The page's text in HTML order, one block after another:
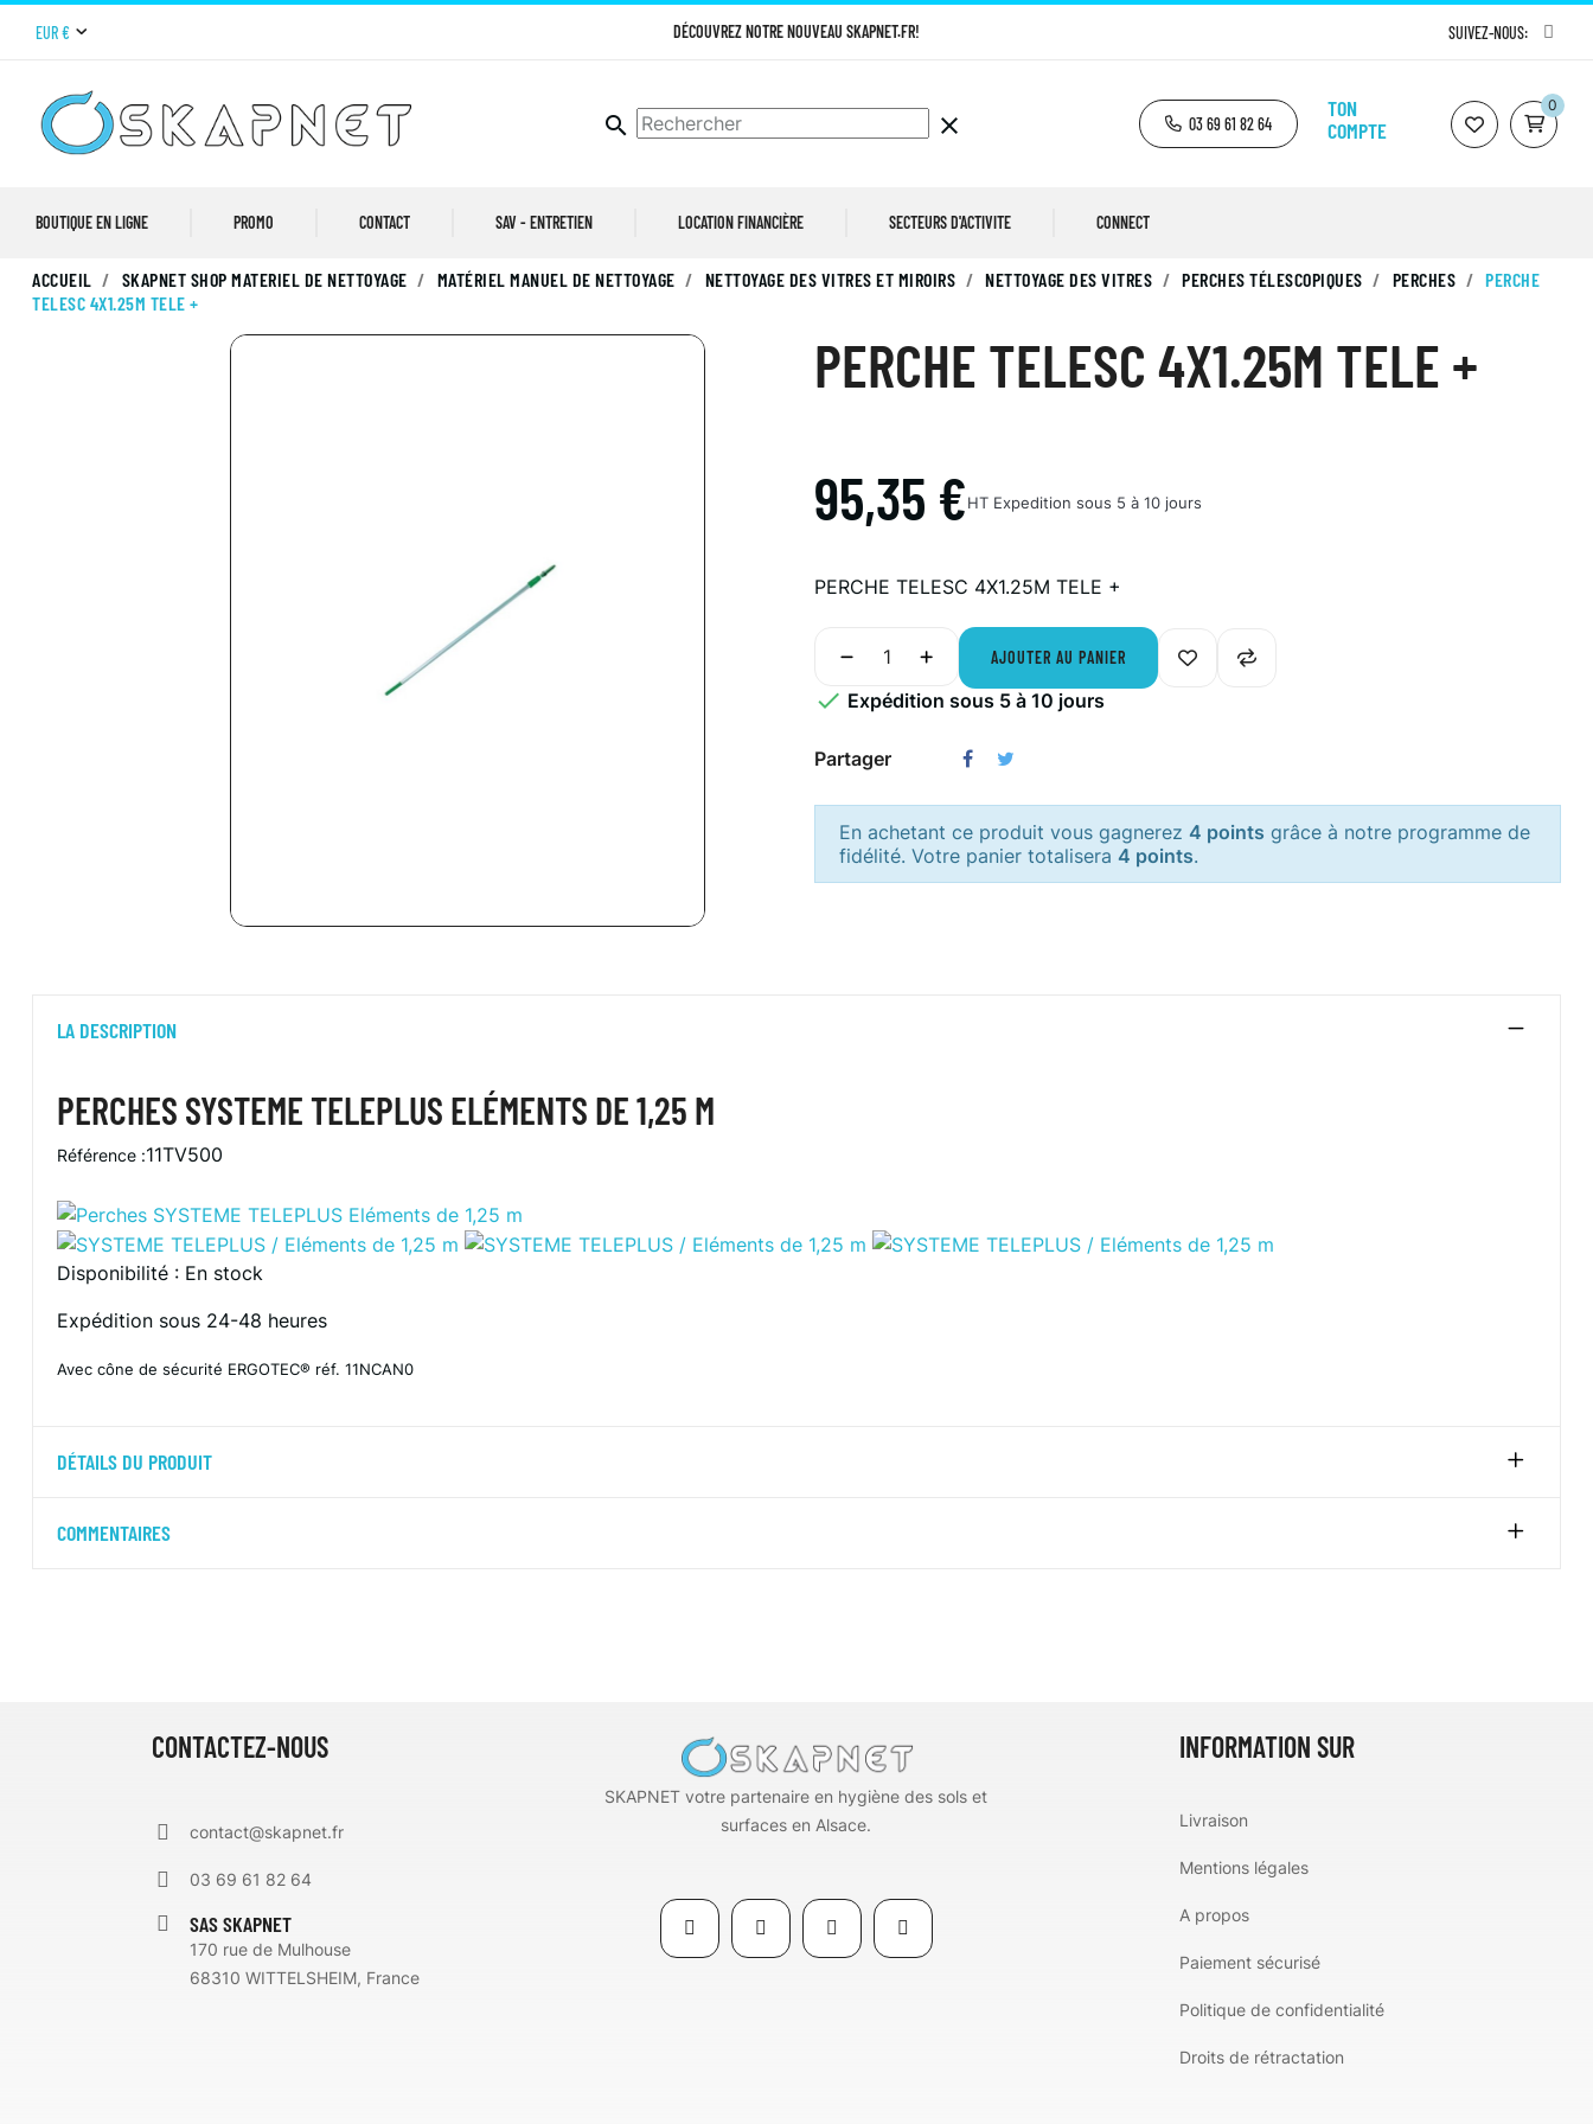
EUR € DÉCOUVREZ NOTRE NOUVEAU SKAPNET.FR! SUIVEZ-NOUS:
search clear 03 69 61 82 64
TON
COMPTE
0
BOUTIQUE EN LIGNE PROMO CONTACT SAV - ENTRETIEN LOCATION FINANCIÈRE SECTEURS D'ACTIVITE CONNECT
ACCUEIL SKAPNET SHOP MATERIEL DE NETTOYAGE MATÉRIEL MANUEL DE NETTOYAGE NETTOYAGE DES VITRES ET MIROIRS NETTOYAGE DES VITRES PERCHES TÉLESCOPIQUES PERCHES
PERCHE
TELESC 4X1.25M TELE +
PERCHE TELESC 4X1.25M TELE +
95,35 €HT Expedition sous 5 à 10 jours
PERCHE TELESC 4X1.25M TELE +
AJOUTER AU PANIER
 Expédition sous 5 à 10 jours
Partager
En achetant ce produit vous gagnerez 4 points grâce à notre programme de
fidélité. Votre panier totalisera 4 points.
LA DESCRIPTION
PERCHES SYSTEME TELEPLUS ELÉMENTS DE 1,25 M
Référence :11TV500
Disponibilité : En stock
Expédition sous 24-48 heures
Avec cône de sécurité ERGOTEC® réf. 11NCAN0
DÉTAILS DU PRODUIT
COMMENTAIRES
CONTACTEZ-NOUS
contact@skapnet.fr
03 69 61 82 64
SAS SKAPNET
170 rue de Mulhouse
68310 WITTELSHEIM, France
SKAPNET votre partenaire en hygiène des sols et
surfaces en Alsace.
INFORMATION SUR
Livraison
Mentions légales
A propos
Paiement sécurisé
Politique de confidentialité
Droits de rétractation